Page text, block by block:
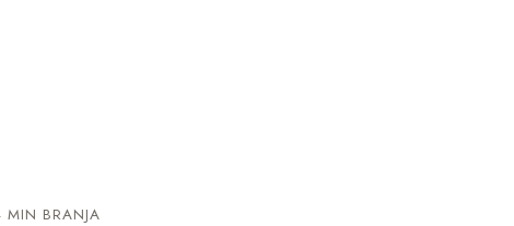
BRANJA